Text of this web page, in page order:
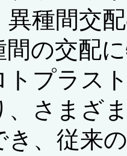
異種間交
間の交配
トプラス
、さまざ
き、従来